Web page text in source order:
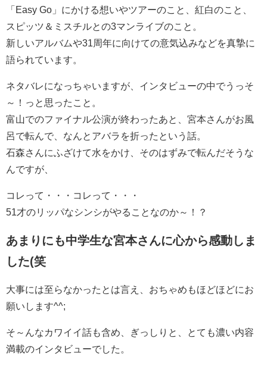
「Easy Go」にかける想いやツアーのこと、紅白のこと、
スピッツ＆ミスチルとの3マンライブのこと。
新しいアルバムや31周年に向けての意気込みなどを真摯に
語られています。
ネタバレになっちゃいますが、インタビューの中でうっそ
～！っと思ったこと。
富山でのファイナル公演が終わったあと、宮本さんがお風
呂で転んで、なんとアバラを折ったという話。
石森さんにふざけて水をかけ、そのはずみで転んだそうな
んですが、
コレって・・・コレって・・・
51才のリッパなシンシがやることなのか～！？
あまりにも中学生な宮本さんに心から感動しま
した(笑
大事には至らなかったとは言え、おちゃめもほどほどにお
願いします^^;
そ～んなカワイイ話も含め、ぎっしりと、とても濃い内容
満載のインタビューでした。